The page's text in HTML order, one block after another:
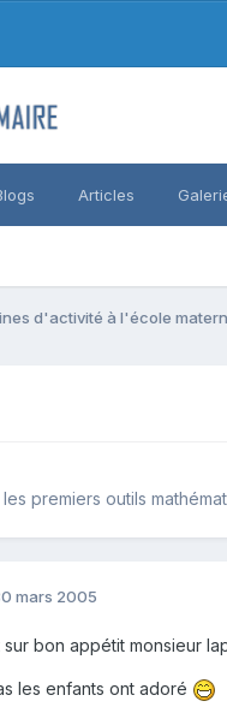
Articles
d'activité à l'école
premiers outils
mars 2005
sur bon appétit monsieur
les enfants ont adoré